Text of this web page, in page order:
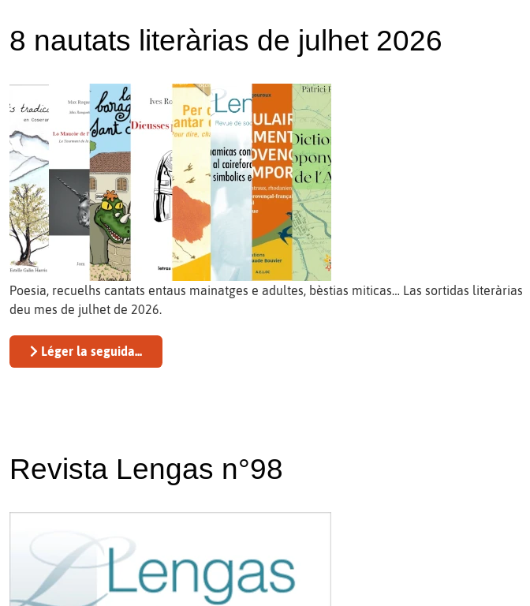
8 nautats literàrias de julhet 2026
Poesia, recuelhs cantats entaus mainatges e adultes, bèstias miticas… Las sortidas literàrias
deu mes de julhet de 2026.
Léger la seguida...
Revista Lengas n°98